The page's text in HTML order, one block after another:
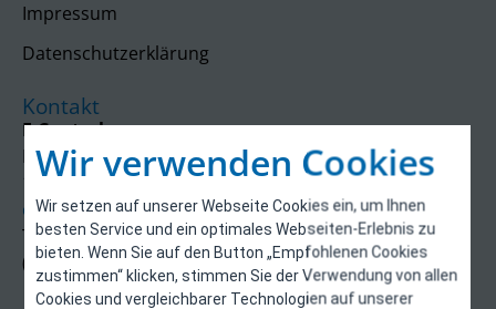
Wir verwenden Cookies
Wir setzen auf unserer Webseite Cookies ein, um Ihnen
besten Service und ein optimales Webseiten-Erlebnis zu
bieten. Wenn Sie auf den Button „Empfohlenen Cookies
zustimmen“ klicken, stimmen Sie der Verwendung von allen
Cookies und vergleichbarer Technologien auf unserer
Impressum
Datenschutzerklärung
Kontakt
E-Control
Rudolfsplatz 13a
1010 Wien
energieeffizienz@e-control.at
Tel +43 1 5324724
(Mo, Mi-Fr 09:30-12:30 Uhr)